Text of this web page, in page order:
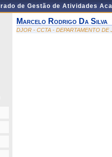
de Gestão de Atividades
Marcelo Rodrigo Da Silva
DJOR - CCTA - DEPARTAMENTO DE